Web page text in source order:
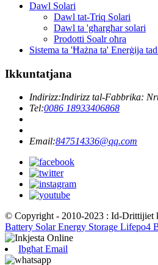
Dawl Solari
Dawl tat-Triq Solari
Dawl ta 'għargħar solari
Prodotti Soalr oħra
Sistema ta 'Ħażna ta' Enerġija
Ikkuntatjana
Indirizz:Indirizz tal-Fabbrika:
Tel:0086 18933406868
Email:847514336@qq.com
© Copyright - 2010-2023 : Id-Drittijiet
Battery Solar Energy Storage Lifepo4
Ibgħat Email